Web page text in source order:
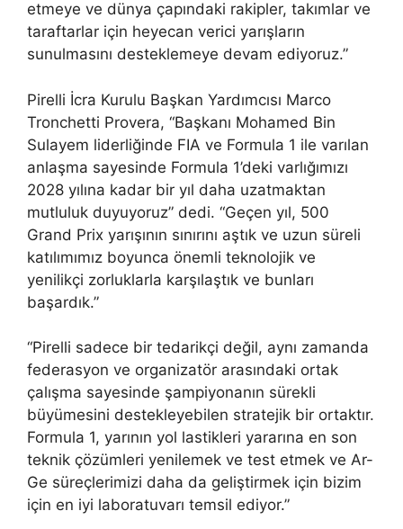
etmeye ve dünya çapındaki rakipler, takımlar ve
taraftarlar için heyecan verici yarışların
sunulmasını desteklemeye devam ediyoruz.”
Pirelli İcra Kurulu Başkan Yardımcısı Marco
Tronchetti Provera, “Başkanı Mohamed Bin
Sulayem liderliğinde FIA ​​ve Formula 1 ile varılan
anlaşma sayesinde Formula 1’deki varlığımızı
2028 yılına kadar bir yıl daha uzatmaktan
mutluluk duyuyoruz” dedi. “Geçen yıl, 500
Grand Prix yarışının sınırını aştık ve uzun süreli
katılımımız boyunca önemli teknolojik ve
yenilikçi zorluklarla karşılaştık ve bunları
başardık.”
“Pirelli sadece bir tedarikçi değil, aynı zamanda
federasyon ve organizatör arasındaki ortak
çalışma sayesinde şampiyonanın sürekli
büyümesini destekleyebilen stratejik bir ortaktır.
Formula 1, yarının yol lastikleri yararına en son
teknik çözümleri yenilemek ve test etmek ve Ar-
Ge süreçlerimizi daha da geliştirmek için bizim
için en iyi laboratuvarı temsil ediyor.”